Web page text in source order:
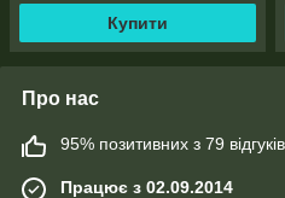
Купити
Про нас
95% позитивних з 79
Працює з 02.09.2014